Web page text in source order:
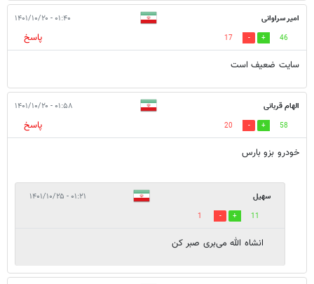
امیر سراوانی ۰۱:۴۰ - ۱۴۰۱/۱۰/۲۰
46
17
پاسخ
سایت ضعیف است
الهام قربانی ۰۱:۵۸ - ۱۴۰۱/۱۰/۲۰
58
20
پاسخ
خودرو بزو بارس
سهیل ۰۱:۲۱ - ۱۴۰۱/۱۰/۲۵
11
1
انشاه الله می‌بری صبر کن